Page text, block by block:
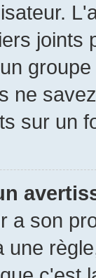
joints
ne
sur un
a son
une